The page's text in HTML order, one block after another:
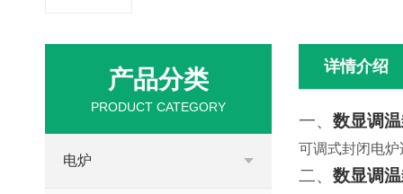
详情介绍
一、 数显调
可调式封闭电
二、 数显调
产品分类
PRODUCT CATEGORY
电炉